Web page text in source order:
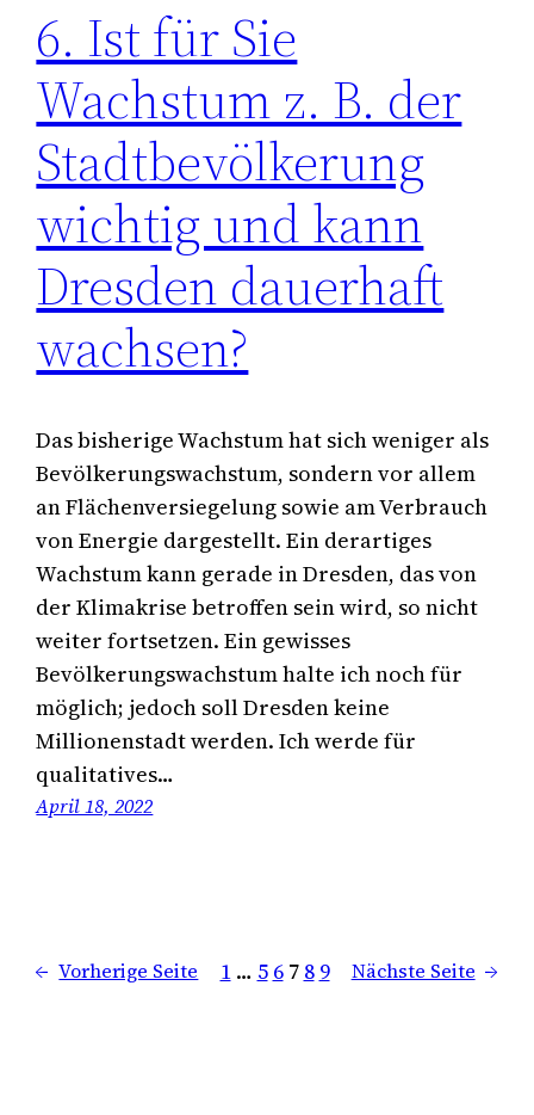
6. Ist für Sie
Wachstum z. B. der
Stadtbevölkerung
wichtig und kann
Dresden dauerhaft
wachsen?
Das bisherige Wachstum hat sich weniger als
Bevölkerungswachstum, sondern vor allem
an Flächenversiegelung sowie am Verbrauch
von Energie dargestellt. Ein derartiges
Wachstum kann gerade in Dresden, das von
der Klimakrise betroffen sein wird, so nicht
weiter fortsetzen. Ein gewisses
Bevölkerungswachstum halte ich noch für
möglich; jedoch soll Dresden keine
Millionenstadt werden. Ich werde für
qualitatives…
April 18, 2022
← Vorherige Seite 1 … 5 6 7 8 9 Nächste Seite →